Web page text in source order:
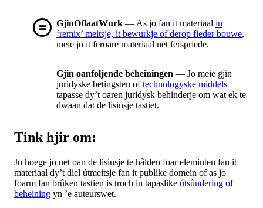
GjinOflaatWurk — As jo fan it materiaal in
‘remix’ meitsje, it bewurkje of derop fieder bouwe,
meie jo it feroare materiaal net ferspriede.
Gjin oanfoljende beheiningen — Jo meie gjin
juridyske betingsten oftechnologyske middels
tapasse dy’t oaren juridysk behinderje om wat ek te
dwaan dat de lisinsje tastiet.
Tink hjir om:
Jo hoege jo net oan de lisinsje te hâlden foar eleminten fan it
materiaal dy’t diel útmeitsje fan it publike domein of as jo
foarm fan brûken tastien is troch in tapaslike útsûndering of
beheining yn ’e auteurswet.